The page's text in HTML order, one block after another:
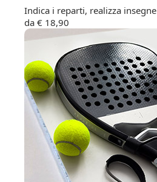
Indica i reparti, realizza insegne
da € 18,90